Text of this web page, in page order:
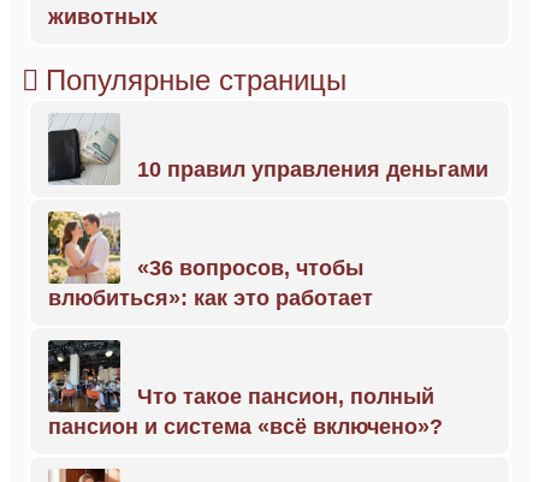
животных
Популярные страницы
10 правил управления деньгами
«36 вопросов, чтобы
влюбиться»: как это работает
Что такое пансион, полный
пансион и система «всё включено»?